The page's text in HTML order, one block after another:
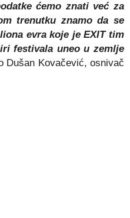
ćemo znati već za
trenutku znamo da se
evra koje je EXIT tim
festivala uneo u zemlje
Dušan Kovačević, osnivač